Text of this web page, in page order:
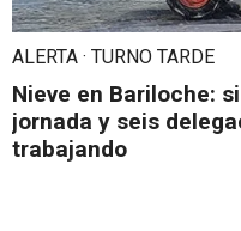
ALERTA · TURNO TARDE
Nieve en Bariloche:
jornada y seis
trabajando